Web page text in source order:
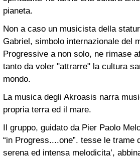
pianeta.
Non a caso un musicista della
Gabriel, simbolo internazionale del
Progressive a non solo, ne rimase
tanto da voler "attrarre" la cultura
mondo.
La musica degli Akroasis narra
propria terra ed il mare.
Il gruppo, guidato da Pier Paolo
“in Progress....one”. tesse le
serena ed intensa melodicita’,